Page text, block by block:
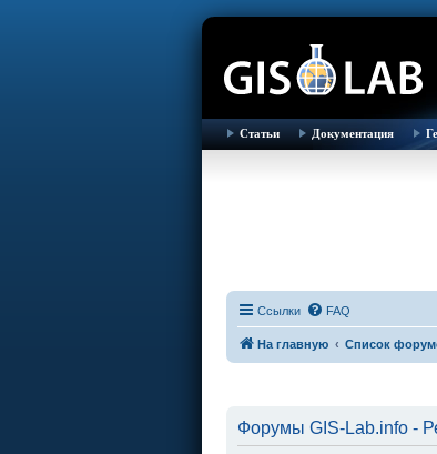
Статьи Документация
Ссылки FAQ
На главную Список
Форумы GIS-Lab.info -